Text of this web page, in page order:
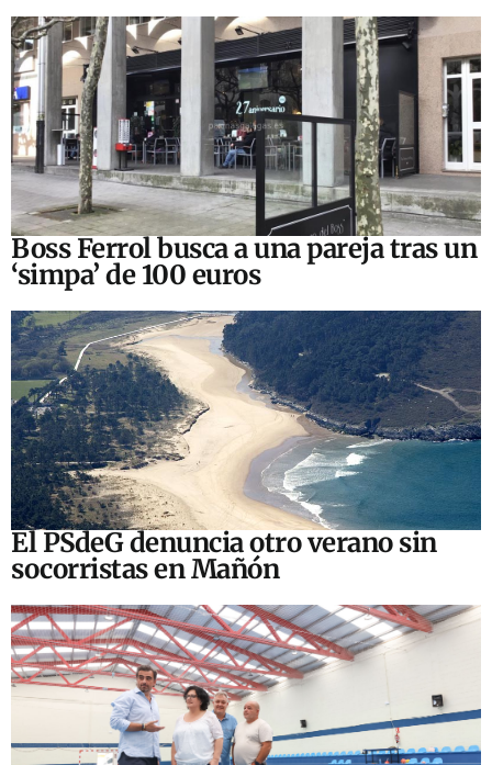
Boss Ferrol busca a una pareja tras un
‘simpa’ de 100 euros
El PSdeG denuncia otro verano sin
socorristas en Mañón